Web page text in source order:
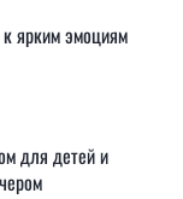
ярким эмоциям
для детей и